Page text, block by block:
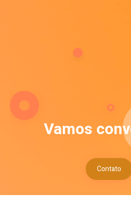
Vamos
Contato